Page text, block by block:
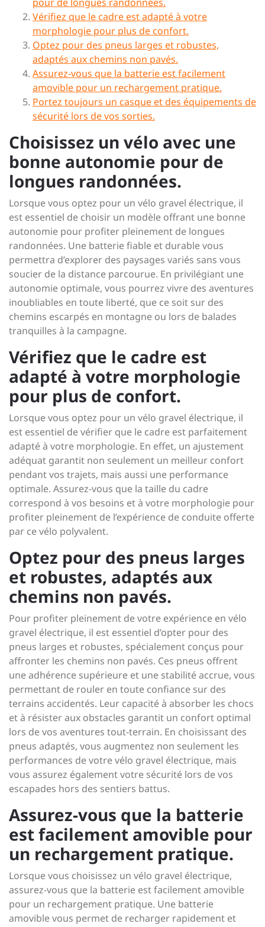
Vérifiez que le cadre est adapté à votre
morphologie pour plus de confort.
Optez pour des pneus larges et robustes,
adaptés aux chemins non pavés.
Assurez-vous que la batterie est facilement
amovible pour un rechargement pratique.
Portez toujours un casque et des équipements de
sécurité lors de vos sorties.
Choisissez un vélo avec une
bonne autonomie pour de
longues randonnées.
Lorsque vous optez pour un vélo gravel électrique, il
est essentiel de choisir un modèle offrant une bonne
autonomie pour profiter pleinement de longues
randonnées. Une batterie fiable et durable vous
permettra d’explorer des paysages variés sans vous
soucier de la distance parcourue. En privilégiant une
autonomie optimale, vous pourrez vivre des aventures
inoubliables en toute liberté, que ce soit sur des
chemins escarpés en montagne ou lors de balades
tranquilles à la campagne.
Vérifiez que le cadre est
adapté à votre morphologie
pour plus de confort.
Lorsque vous optez pour un vélo gravel électrique, il
est essentiel de vérifier que le cadre est parfaitement
adapté à votre morphologie. En effet, un ajustement
adéquat garantit non seulement un meilleur confort
pendant vos trajets, mais aussi une performance
optimale. Assurez-vous que la taille du cadre
correspond à vos besoins et à votre morphologie pour
profiter pleinement de l’expérience de conduite offerte
par ce vélo polyvalent.
Optez pour des pneus larges
et robustes, adaptés aux
chemins non pavés.
Pour profiter pleinement de votre expérience en vélo
gravel électrique, il est essentiel d’opter pour des
pneus larges et robustes, spécialement conçus pour
affronter les chemins non pavés. Ces pneus offrent
une adhérence supérieure et une stabilité accrue, vous
permettant de rouler en toute confiance sur des
terrains accidentés. Leur capacité à absorber les chocs
et à résister aux obstacles garantit un confort optimal
lors de vos aventures tout-terrain. En choisissant des
pneus adaptés, vous augmentez non seulement les
performances de votre vélo gravel électrique, mais
vous assurez également votre sécurité lors de vos
escapades hors des sentiers battus.
Assurez-vous que la batterie
est facilement amovible pour
un rechargement pratique.
Lorsque vous choisissez un vélo gravel électrique,
assurez-vous que la batterie est facilement amovible
pour un rechargement pratique. Une batterie
amovible vous permet de recharger rapidement et